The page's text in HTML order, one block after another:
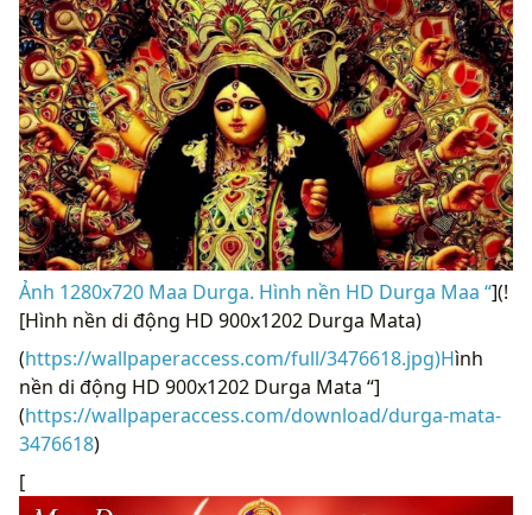
Ảnh 1280x720 Maa Durga. Hình nền HD Durga Maa “](!
[Hình nền di động HD 900x1202 Durga Mata)
(https://wallpaperaccess.com/full/3476618.jpg)Hình
nền di động HD 900x1202 Durga Mata “]
(https://wallpaperaccess.com/download/durga-mata-
3476618)
[